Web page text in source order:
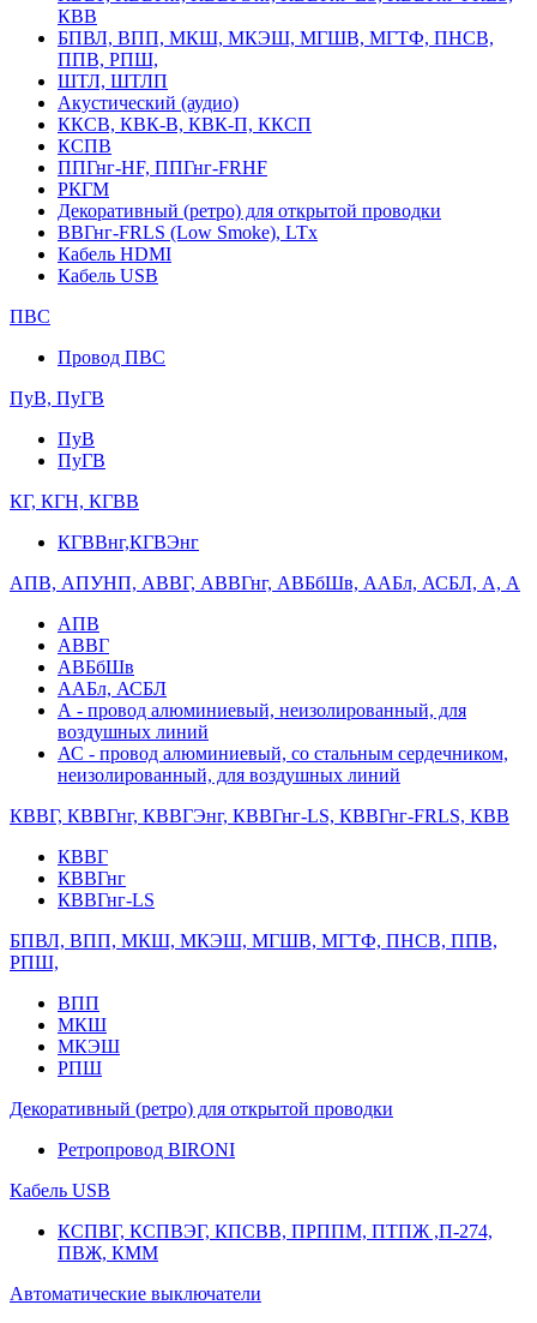
КВВ
БПВЛ, ВПП, МКШ, МКЭШ, МГШВ, МГТФ, ПНСВ,
ППВ, РПШ,
ШТЛ, ШТЛП
Акустический (аудио)
ККСВ, КВК-В, КВК-П, ККСП
КСПВ
ППГнг-HF, ППГнг-FRHF
РКГМ
Декоративный (ретро) для открытой проводки
ВВГнг-FRLS (Low Smoke), LTx
Кабель HDMI
Кабель USB
ПВС
Провод ПВС
ПуВ, ПуГВ
ПуВ
ПуГВ
КГ, КГН, КГВВ
КГВВнг,КГВЭнг
АПВ, АПУНП, АВВГ, АВВГнг, АВБбШв, ААБл, АСБЛ, А, А
АПВ
АВВГ
АВБбШв
ААБл, АСБЛ
А - провод алюминиевый, неизолированный, для
воздушных линий
АС - провод алюминиевый, со стальным сердечником,
неизолированный, для воздушных линий
КВВГ, КВВГнг, КВВГЭнг, КВВГнг-LS, КВВГнг-FRLS, КВВ
КВВГ
КВВГнг
КВВГнг-LS
БПВЛ, ВПП, МКШ, МКЭШ, МГШВ, МГТФ, ПНСВ, ППВ,
РПШ,
ВПП
МКШ
МКЭШ
РПШ
Декоративный (ретро) для открытой проводки
Ретропровод BIRONI
Кабель USB
КСПВГ, КСПВЭГ, КПСВВ, ПРППМ, ПТПЖ ,П-274,
ПВЖ, КММ
Автоматические выключатели